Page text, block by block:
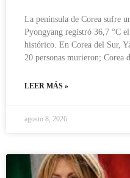
La península de Corea sufre
Pyongyang registró 36,7 °C
histórico. En Corea del Sur,
20 personas murieron; Corea
LEER MÁS »
agosto 8, 2026